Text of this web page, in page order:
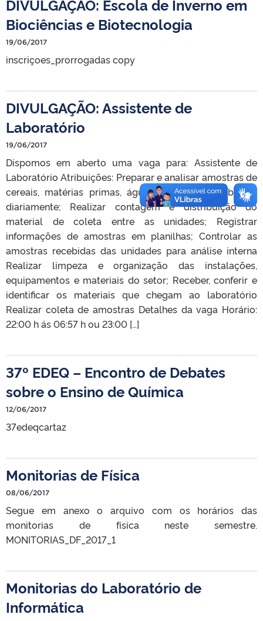
DIVULGAÇÃO: Escola de Inverno em
Biociências e Biotecnologia
19/06/2017
inscriçoes_prorrogadas copy
DIVULGAÇÃO: Assistente de
Laboratório
19/06/2017
Dispomos em aberto uma vaga para: Assistente de
Laboratório Atribuições: Preparar e analisar amostras de
cereais, matérias primas, água e produtos acabados,
diariamente; Realizar contagem e distribuição do
material de coleta entre as unidades; Registrar
informações de amostras em planilhas; Controlar as
amostras recebidas das unidades para análise interna
Realizar limpeza e organização das instalações,
equipamentos e materiais do setor; Receber, conferir e
identificar os materiais que chegam ao laboratório
Realizar coleta de amostras Detalhes da vaga Horário:
22:00 h ás 06:57 h ou 23:00 […]
37º EDEQ – Encontro de Debates
sobre o Ensino de Química
12/06/2017
37edeqcartaz
Monitorias de Física
08/06/2017
Segue em anexo o arquivo com os horários das
monitorias de física neste semestre.
MONITORIAS_DF_2017_1
Monitorias do Laboratório de
Informática